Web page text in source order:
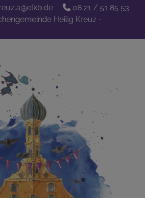
08 21 / 51 85 53
Heilig Kreuz -